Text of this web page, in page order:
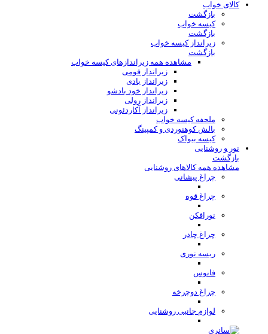
کالای خواب
بازگشت
کیسه خواب
بازگشت
زیرانداز کیسه خواب
بازگشت
مشاهده همه زیراندازهای کیسه خواب
زیرانداز فومی
زیرانداز بادی
زیرانداز خود بادشو
زیرانداز رولی
زیرانداز آکاردئونی
ملحفه کیسه خواب
بالش کوهنوردی و کمپینگ
کیسه بیواک
نور و روشنایی
بازگشت
مشاهده همه کالاهای روشنایی
چراغ پیشانی
چراغ قوه
نورافکن
چراغ چادر
ریسه نوری
فانوس
چراغ دوچرخه
لوازم جانبی روشنایی